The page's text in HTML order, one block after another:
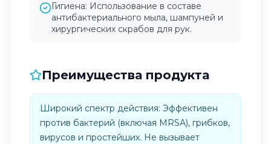
Гигиена: Использование в составе
антибактериального мыла, шампуней и
хирургических скрабов для рук.
Преимущества продукта
Широкий спектр действия: Эффективен
против бактерий (включая MRSA), грибков,
вирусов и простейших. Не вызывает